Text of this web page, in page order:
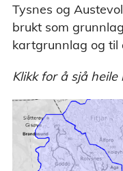
Tysnes og
brukt som
kartgrunnlag og til
Klikk for å sjå